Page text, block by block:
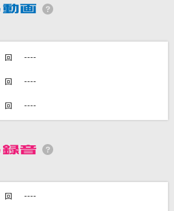
れない
の新曲・ランキングなど
オケをもっと楽しもう！
回 ----
回 ----
回 ----
回 ----